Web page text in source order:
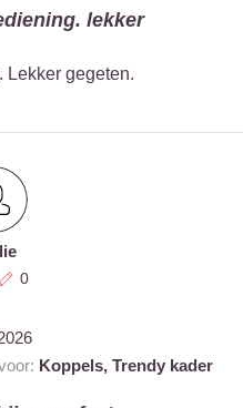
lekker
Lekker gegeten.
0
Koppels, Trendy kader